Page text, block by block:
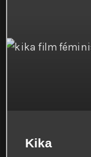
Kika